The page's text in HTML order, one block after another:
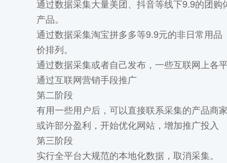
通过数据采集大量美团、抖音等线下9.9的团
产品。
通过数据采集淘宝拼多多等9.9元的非日常用
价排列。
通过数据采集或者自己发布，一些互联网上各
通过互联网营销手段推广
第二阶段
有用一些用户后，可以直接联系采集的产品商
或许部分盈利，开始优化网站，增加推广投入
第三阶段
实行全平台大规范的本地化数据，取消采集。